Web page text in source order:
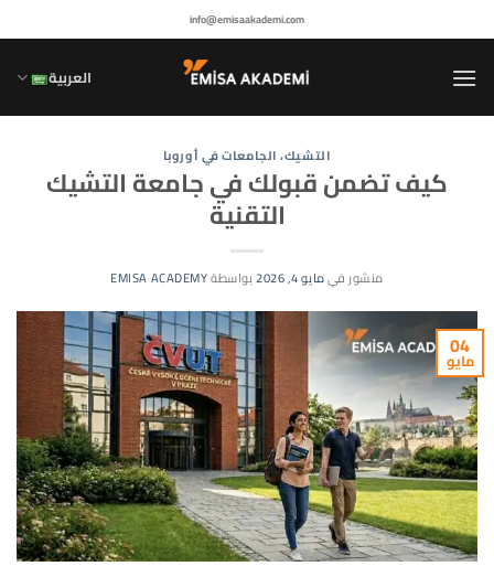
للمحتوى
info@emisaakademi.com
العربية
التشيك،الجامعات في أوروبا
كيف تضمن قبولك في جامعة التشيك
التقنية
منشور فيمايو 4, 2026 بواسطةEMISA ACADEMY
04
مايو